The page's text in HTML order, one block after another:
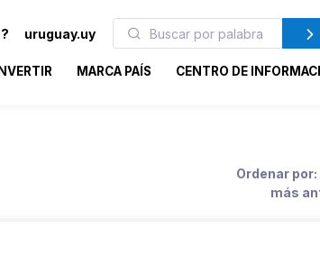
uruguay.uy
MARCA PAÍS CENTRO DE
Ordenar
más